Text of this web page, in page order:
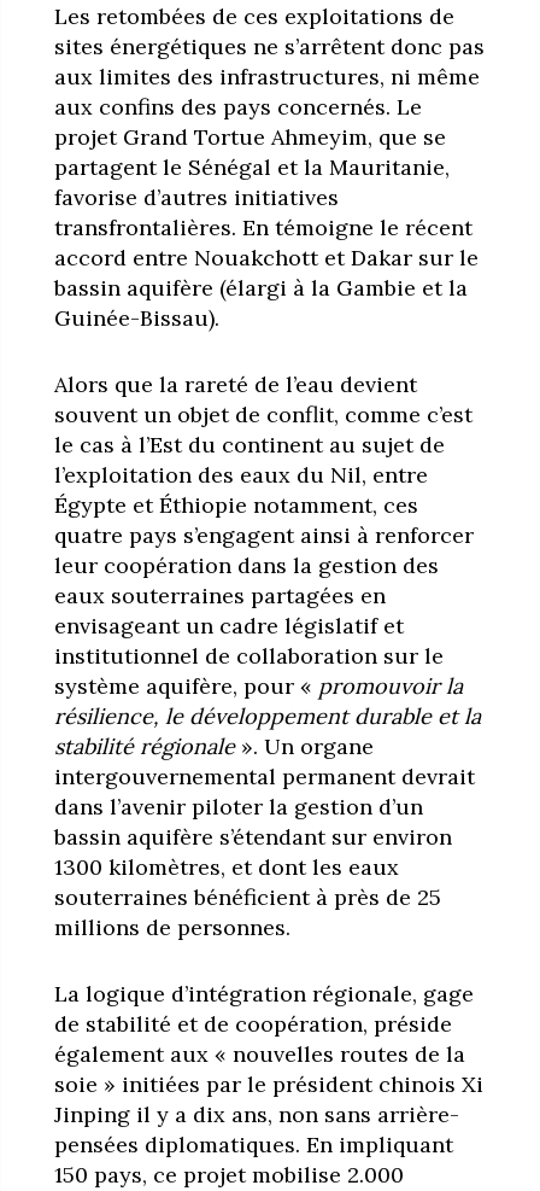
Les retombées de ces exploitations de
sites énergétiques ne s’arrêtent donc pas
aux limites des infrastructures, ni même
aux confins des pays concernés. Le
projet Grand Tortue Ahmeyim, que se
partagent le Sénégal et la Mauritanie,
favorise d’autres initiatives
transfrontalières. En témoigne le récent
accord entre Nouakchott et Dakar sur le
bassin aquifère (élargi à la Gambie et la
Guinée-Bissau).
Alors que la rareté de l’eau devient
souvent un objet de conflit, comme c’est
le cas à l’Est du continent au sujet de
l’exploitation des eaux du Nil, entre
Égypte et Éthiopie notamment, ces
quatre pays s’engagent ainsi à renforcer
leur coopération dans la gestion des
eaux souterraines partagées en
envisageant un cadre législatif et
institutionnel de collaboration sur le
système aquifère, pour « promouvoir la
résilience, le développement durable et la
stabilité régionale». Un organe
intergouvernemental permanent devrait
dans l’avenir piloter la gestion d’un
bassin aquifère s’étendant sur environ
1300 kilomètres, et dont les eaux
souterraines bénéficient à près de 25
millions de personnes.
La logique d’intégration régionale, gage
de stabilité et de coopération, préside
également aux « nouvelles routes de la
soie » initiées par le président chinois Xi
Jinping il y a dix ans, non sans arrière-
pensées diplomatiques. En impliquant
150 pays, ce projet mobilise 2.000